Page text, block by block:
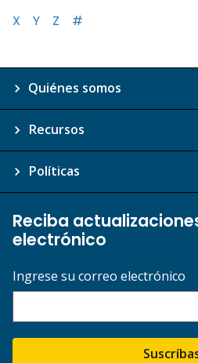
X
Y Z #
Quiénes somos
Recursos
Políticas
Reciba
electrónico
Ingrese su correo electrónico